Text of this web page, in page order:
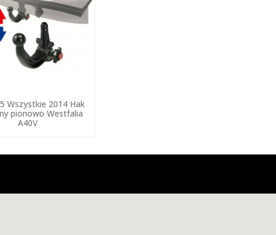
Wszystkie 2014 Hak
pionowo Westfalia
A40V